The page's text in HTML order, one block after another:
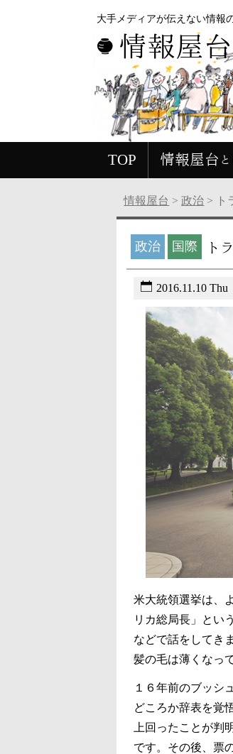
大手メディアが伝えない情報
情報屋台
TOP 情報屋台と
情報屋台 >政治 >
政治 国際 ト
2016.11.10 Thu
米大統領選挙は、
リカ総局長」とい
などで話をしてき
髪の毛は薄くなっ
１６年前のブッシ
どころか辞表を覚
上回ったことが判
です。その後、票